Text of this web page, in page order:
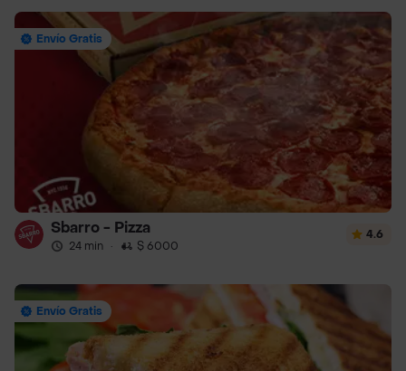
Envío Gratis
Sbarro - Pizza
24 min · $ 6000
4.6
Envío Gratis